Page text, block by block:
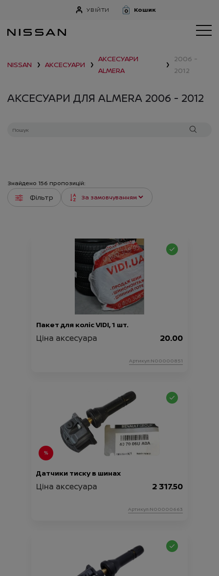
УВІЙТИ 0 Кошик
NISSAN ❯ АКСЕСУАРИ ❯
АКСЕСУАРИ
ALMERA
❯
2006 -
2012
АКСЕСУАРИ ДЛЯ ALMERA 2006 - 2012
Знайдено 156 пропозицій:
Фільтр
Пакет для коліс VIDI, 1 шт.
Ціна аксесуара 20.00
Артикул:N00000851
Датчики тиску в шинах
Ціна аксесуара 2 317.50
Артикул:N00000663